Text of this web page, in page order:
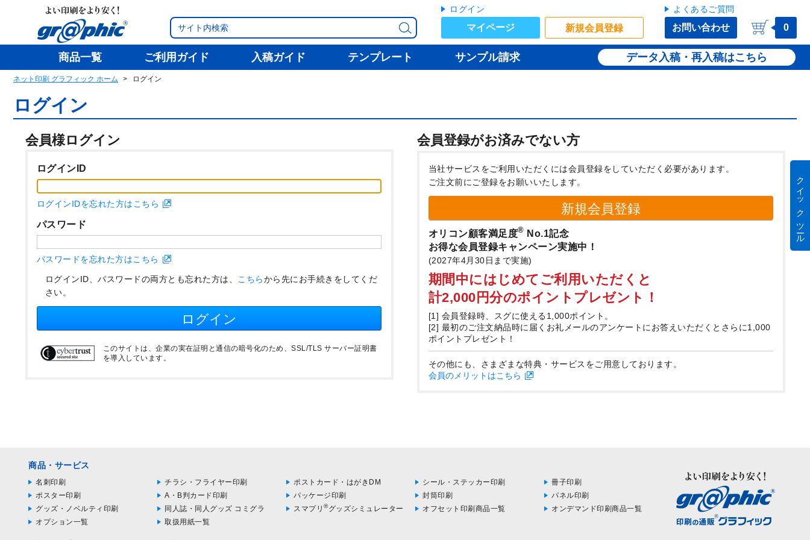
ログイン
マイページ 新規会員登録
よくあるご質問
お問い合わせ 0
商品一覧 ご利用ガイド 入稿ガイド テンプレート サンプル請求 データ入稿・再入稿
ネット印刷 グラフィック ホーム ログイン
ログイン
会員様ログイン 会員登録がお済みでない方
ログインID
ログインIDを忘れた方はこちら
パスワード
パスワードを忘れた方はこちら
ログインID、パスワードの両方とも忘れた方は、 こちらから先にお手続きをしてくだ
さい。
ログイン
このサイトは、企業の実在証明と通信の暗号化のため、SSL/TLS サーバー証明書
を導入しています。
当社サービスをご利用いただくには会員登録をしていただく必要があります。
ご注文前にご登録をお願いいたします。
新規会員登録
オリコン顧客満足度® No.1記念
お得な会員登録キャンペーン実施中！
(2027年4月30日まで実施)
期間中にはじめてご利用いただくと
計2,000円分のポイントプレゼント！
[1] 会員登録時、スグに使える1,000ポイント。
[2] 最初のご注文納品時に届くお礼メールのアンケートにお答えいただくとさらに1,000
ポイントプレゼント！
その他にも、さまざまな特典・サービスをご用意しております。
会員のメリットはこちら
商品・サービス
名刺印刷 チラシ・フライヤー印刷 ポストカード・はがきDM シール・ステッカー印刷
冊子印刷
ポスター印刷
A・B判カード印刷 パッケージ印刷 封筒印刷
パネル印刷
グッズ・ノベルティ印刷
同人誌・同人グッズ コミグラ スマプリ ®グッズシミュレーター オフセット印刷商品一覧
オンデマンド印刷商品一覧
オプション一覧
取扱用紙一覧
クイック ツール